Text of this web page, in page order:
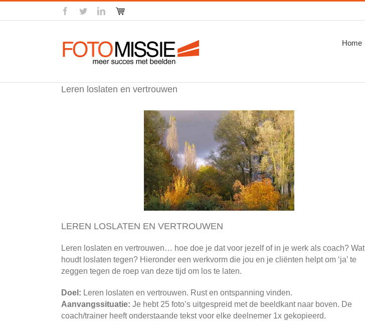
facebook
twitterlinkedin
Winkel
Home
Leren loslaten en vertrouwen
LEREN LOSLATEN EN VERTROUWEN
Leren loslaten en vertrouwen… hoe doe je dat voor jezelf of in je werk als coach? Wat
houdt loslaten tegen? Hieronder een werkvorm die jou en je cliënten helpt om ‘ja’ te
zeggen tegen de roep van deze tijd om los te laten.
Doel: Leren loslaten en vertrouwen. Rust en ontspanning vinden.
Aanvangssituatie: Je hebt 25 foto’s uitgespreid met de beeldkant naar boven. De
coach/trainer heeft onderstaande tekst voor elke deelnemer 1x gekopieerd.